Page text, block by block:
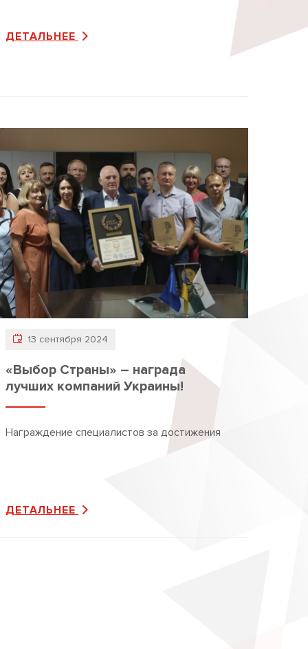
ДЕТАЛЬНЕЕ
13 сентября 2024
«Выбор Страны» – награда
лучших компаний Украины!
Награждение специалистов за достижения
ДЕТАЛЬНЕЕ